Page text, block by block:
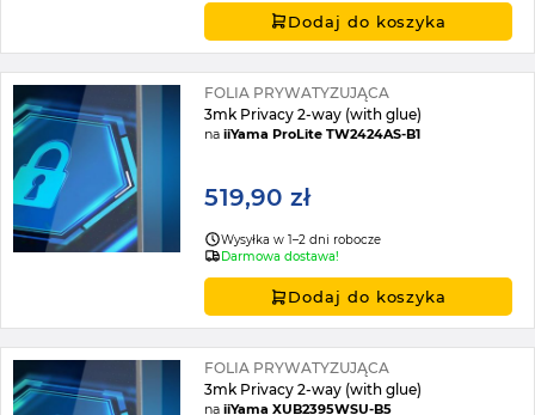
Dodaj do koszyka
FOLIA PRYWATYZUJĄCA
3mk Privacy 2-way (with glue)
naiiYama ProLite TW2424AS-B1
519,90 zł
Wysyłka w 1–2 dni robocze
Darmowa dostawa!
Dodaj do koszyka
FOLIA PRYWATYZUJĄCA
3mk Privacy 2-way (with glue)
naiiYama XUB2395WSU-B5